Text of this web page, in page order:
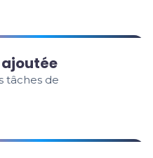
ajoutée
tâches de